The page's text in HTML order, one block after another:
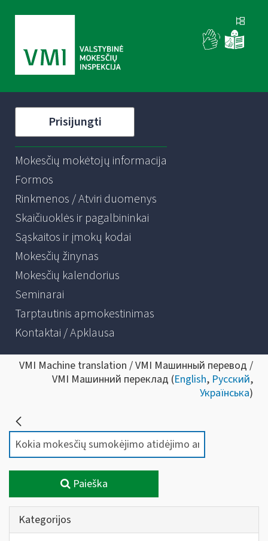
Prisijungti
Mokesčių mokėtojų informacija
Formos
Rinkmenos / Atviri duomenys
Skaičiuoklės ir pagalbininkai
Sąskaitos ir įmokų kodai
Mokesčių žinynas
Mokesčių kalendorius
Seminarai
Tarptautinis apmokestinimas
Kontaktai / Apklausa
VMI Machine translation / VMI Машинный перевод /
VMI Машинний переклад (English, Русский,
Українська)
Paieška
Kategorijos